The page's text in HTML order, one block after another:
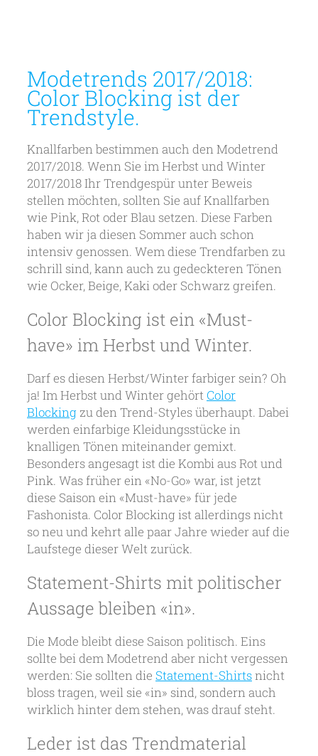
Modetrends 2017/2018:
Color Blocking ist der
Trendstyle.
Knallfarben bestimmen auch den Modetrend
2017/2018. Wenn Sie im Herbst und Winter
2017/2018 Ihr Trendgespür unter Beweis
stellen möchten, sollten Sie auf Knallfarben
wie Pink, Rot oder Blau setzen. Diese Farben
haben wir ja diesen Sommer auch schon
intensiv genossen. Wem diese Trendfarben zu
schrill sind, kann auch zu gedeckteren Tönen
wie Ocker, Beige, Kaki oder Schwarz greifen.
Color Blocking ist ein «Must-
have» im Herbst und Winter.
Darf es diesen Herbst/Winter farbiger sein? Oh
ja! Im Herbst und Winter gehört Color
Blocking zu den Trend-Styles überhaupt. Dabei
werden einfarbige Kleidungsstücke in
knalligen Tönen miteinander gemixt.
Besonders angesagt ist die Kombi aus Rot und
Pink. Was früher ein «No-Go» war, ist jetzt
diese Saison ein «Must-have» für jede
Fashonista. Color Blocking ist allerdings nicht
so neu und kehrt alle paar Jahre wieder auf die
Laufstege dieser Welt zurück.
Statement-Shirts mit politischer
Aussage bleiben «in».
Die Mode bleibt diese Saison politisch. Eins
sollte bei dem Modetrend aber nicht vergessen
werden: Sie sollten die Statement-Shirtsnicht
bloss tragen, weil sie «in» sind, sondern auch
wirklich hinter dem stehen, was drauf steht.
Leder ist das Trendmaterial